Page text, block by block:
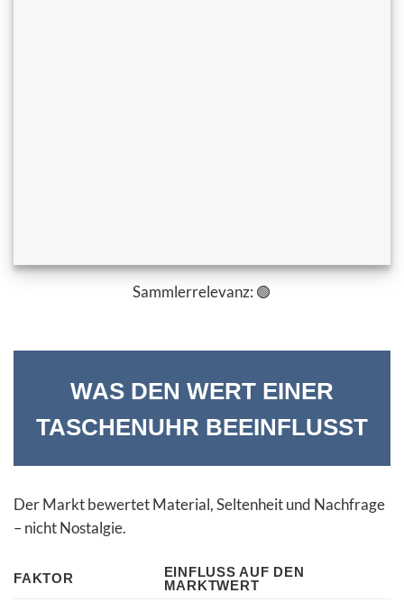
Sammlerrelevanz: 🟢
WAS DEN WERT EINER
TASCHENUHR BEEINFLUSST
Der Markt bewertet Material, Seltenheit und Nachfrage
– nicht Nostalgie.
FAKTOR
EINFLUSS AUF DEN
MARKTWERT